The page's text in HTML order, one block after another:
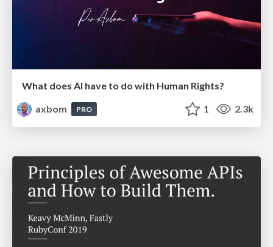
What does AI have to do with Human Rights?
axbom
PRO 1 2.3k